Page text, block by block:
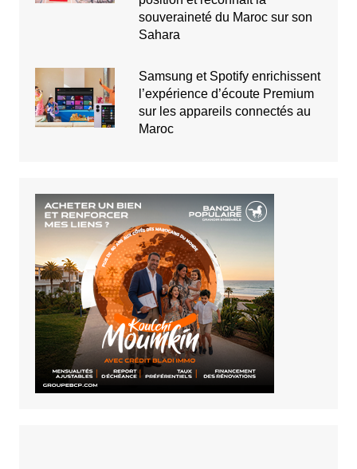
souveraineté du Maroc sur son
Sahara
Samsung et Spotify enrichissent
l’expérience d’écoute Premium
sur les appareils connectés au
Maroc